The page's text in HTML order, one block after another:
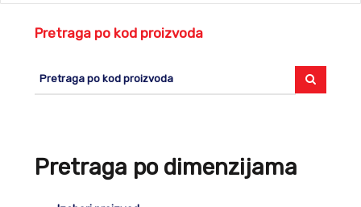
Pretraga po kod proizvoda
Pretraga po dimenzijama